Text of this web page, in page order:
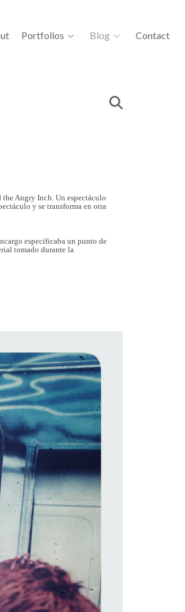
Portfolios Blog Contact
the Angry Inch. Un espectáculo
y se transforma en otra
especificaba un punto de
tomado durante la